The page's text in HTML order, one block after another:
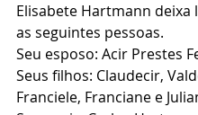
Elisabete Hartmann deixa
as seguintes pessoas.
Seu esposo: Acir Prestes
Seus filhos: Claudecir,
Franciele, Franciane e